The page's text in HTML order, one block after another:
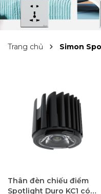
Trang chủ Simon
Thân đèn chiếu điểm
Spotlight Duro KC1 có